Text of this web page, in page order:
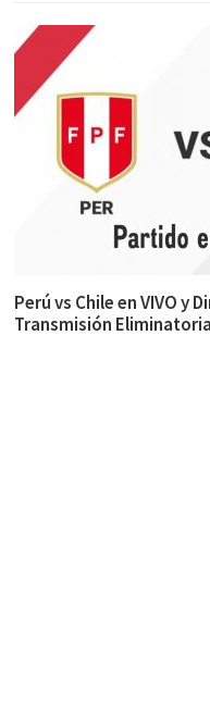
Perú vs Chile en VIVO y
Transmisión